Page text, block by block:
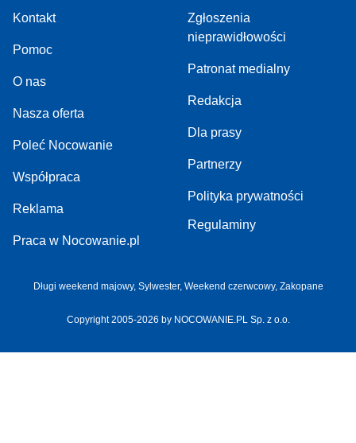
Kontakt
Pomoc
O nas
Nasza oferta
Poleć Nocowanie
Współpraca
Reklama
Praca w Nocowanie.pl
Zgłoszenia
nieprawidłowości
Patronat medialny
Redakcja
Dla prasy
Partnerzy
Polityka prywatności
Regulaminy
Długi weekend majowy, Sylwester, Weekend czerwcowy, Zakopane
Copyright 2005-2026 by NOCOWANIE.PL Sp. z o.o.